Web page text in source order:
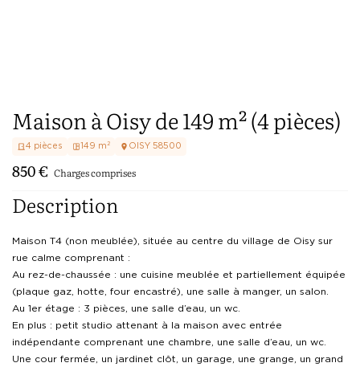
Maison à Oisy de 149 m² (4 pièces)
4 pièces 149 m² OISY 58500
850€ Charges comprises
Description
Maison T4 (non meublée), située au centre du village de Oisy sur
rue calme comprenant :
Au rez-de-chaussée : une cuisine meublée et partiellement équipée
(plaque gaz, hotte, four encastré), une salle à manger, un salon.
Au 1er étage : 3 pièces, une salle d’eau, un wc.
En plus : petit studio attenant à la maison avec entrée
indépendante comprenant une chambre, une salle d’eau, un wc.
Une cour fermée, un jardinet clôt, un garage, une grange, un grand